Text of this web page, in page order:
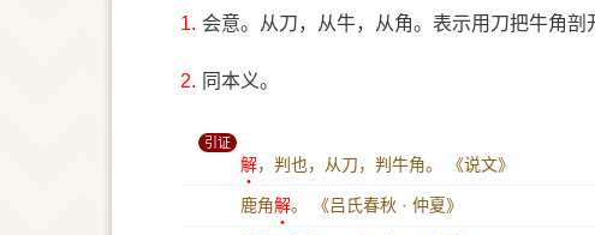
1. 会意。从刀，从牛，从角。表示用刀把牛角剖
2. 同本义。
引证
解，判也，从刀，判牛角。 《说文》
鹿角解。 《吕氏春秋 · 仲夏》